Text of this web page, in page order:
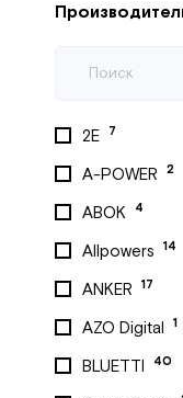
2E 7
A-POWER 2
ABOK 4
Allpowers 14
ANKER 17
AZO Digital 1
BLUETTI 40